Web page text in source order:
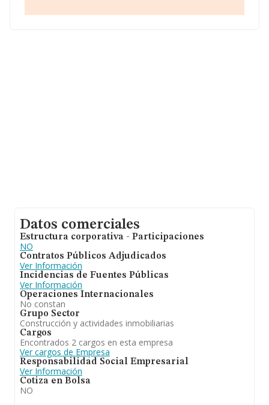
todas las compañías alcanza los 105 mil euros. En
Datos comerciales
Estructura corporativa - Participaciones
NO
Contratos Públicos Adjudicados
Ver Información
Incidencias de Fuentes Públicas
Ver Información
Operaciones Internacionales
No constan
Grupo Sector
Construcción y actividades inmobiliarias
Cargos
Encontrados 2 cargos en esta empresa
Ver cargos de Empresa
Responsabilidad Social Empresarial
Ver Información
Cotiza en Bolsa
NO